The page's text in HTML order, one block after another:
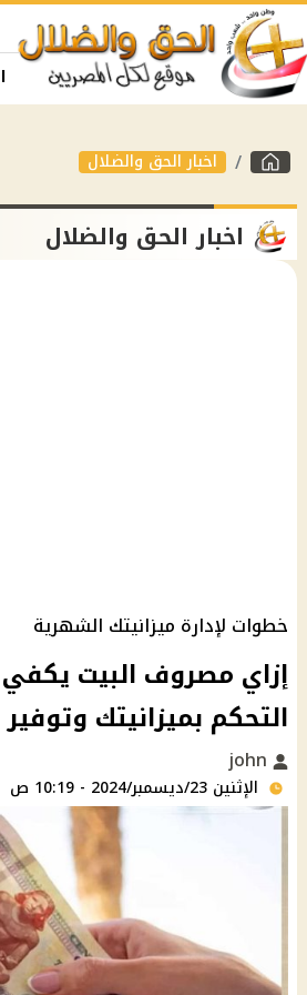
اخبار الحق والضلال
اخبار الحق والضلال
خطوات لإدارة ميزانيتك الشهرية
إزاي مصروف البيت
التحكم بميزانيتك وتوفير
الإثنين 23/ديسمبر/2024 - 10:19 ص